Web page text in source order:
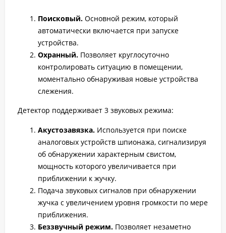
Поисковый. Основной режим, который
автоматически включается при запуске
устройства.
Охранный. Позволяет круглосуточно
контролировать ситуацию в помещении,
моментально обнаруживая новые устройства
слежения.
Детектор поддерживает 3 звуковых режима:
Акустозавязка. Используется при поиске
аналоговых устройств шпионажа, сигнализируя
об обнаружении характерным свистом,
мощность которого увеличивается при
приближении к жучку.
Подача звуковых сигналов при обнаружении
жучка с увеличением уровня громкости по мере
приближения.
Беззвучный режим. Позволяет незаметно